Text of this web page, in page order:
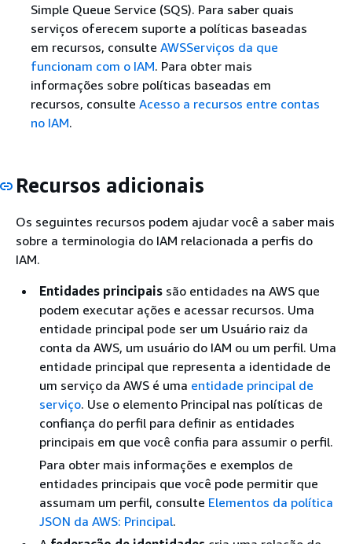
Simple Queue Service (SQS). Para saber quais
serviços oferecem suporte a políticas baseadas
em recursos, consulte AWSServiços da que
funcionam com o IAM. Para obter mais
informações sobre políticas baseadas em
recursos, consulte Acesso a recursos entre contas
no IAM.
Recursos adicionais
Os seguintes recursos podem ajudar você a saber mais
sobre a terminologia do IAM relacionada a perfis do
IAM.
Entidades principais são entidades na AWS que
podem executar ações e acessar recursos. Uma
entidade principal pode ser um Usuário raiz da
conta da AWS, um usuário do IAM ou um perfil. Uma
entidade principal que representa a identidade de
um serviço da AWS é uma entidade principal de
serviço. Use o elemento Principal nas políticas de
confiança do perfil para definir as entidades
principais em que você confia para assumir o perfil.
Para obter mais informações e exemplos de
entidades principais que você pode permitir que
assumam um perfil, consulte Elementos da política
JSON da AWS: Principal.